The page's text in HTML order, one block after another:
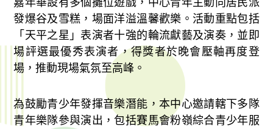
發爆谷及雪糕，場面洋溢溫馨歡樂。活動重點包括
「天平之星」表演者十強的輪流獻藝及演奏，並即
場評選最優秀表演者，得獎者於晚會壓軸再度登
場，推動現場氣氛至高峰。
為鼓勵青少年發揮音樂潛能，本中心邀請轄下多隊
青年樂隊參與演出，包括賽馬會粉嶺綜合青少年服